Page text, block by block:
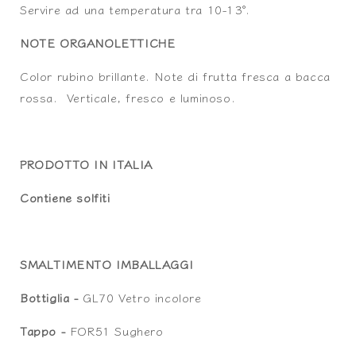
Servire ad una temperatura tra 10-13°.
NOTE ORGANOLETTICHE
Color rubino brillante. Note di frutta fresca a bacca
rossa. Verticale, fresco e luminoso.
PRODOTTO IN ITALIA
Contiene solfiti
SMALTIMENTO IMBALLAGGI
Bottiglia - GL70 Vetro incolore
Tappo -FOR51 Sughero